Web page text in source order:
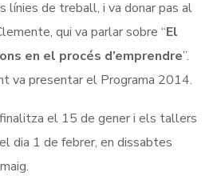
línies de treball, i va donar pas al
qui va parlar sobre “El
en el procés d’emprendre”.
va presentar el Programa 2014.
finalitza el 15 de gener i els tallers
dia 1 de febrer, en dissabtes